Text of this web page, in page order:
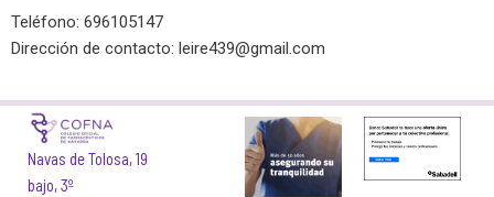
Teléfono: 696105147
Dirección de contacto: leire439@gmail.com
Navas de Tolosa, 19
bajo, 3º